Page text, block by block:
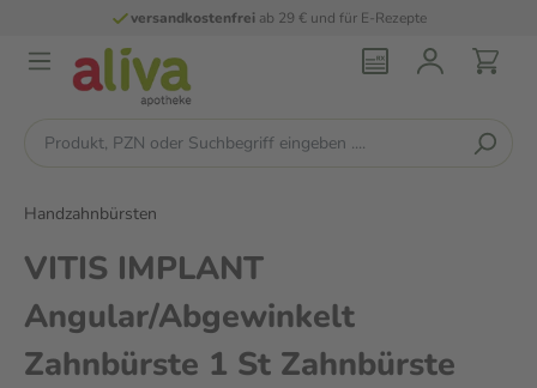
versandkostenfreiab 29 € und für E-Rezepte
Handzahnbürsten
VITIS IMPLANT
Angular/Abgewinkelt
Zahnbürste 1 St Zahnbürste